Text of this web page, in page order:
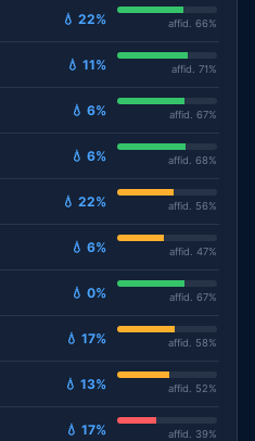
💧 22% affid. 66%
💧 11% affid. 71%
💧 6% affid. 67%
💧 6% affid. 68%
💧 22% affid. 56%
💧 6% affid. 47%
💧 0% affid. 67%
💧 17% affid. 58%
💧 13% affid. 52%
💧 17% affid. 39%